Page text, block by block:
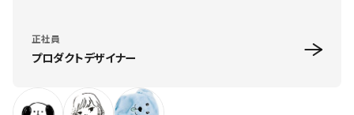
正社員
プロダクトデザイナー